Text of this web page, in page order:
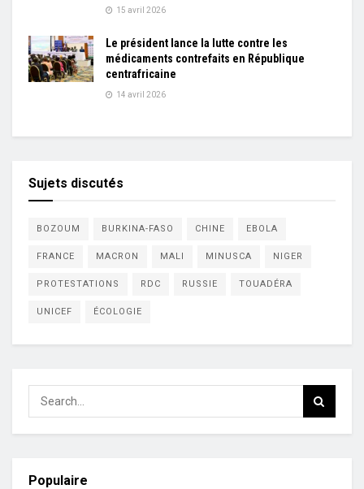
15 avril 2026
Le président lance la lutte contre les
médicaments contrefaits en République
centrafricaine
14 avril 2026
Sujets discutés
BOZOUM BURKINA-FASO CHINE EBOLA
FRANCE MACRON MALI MINUSCA NIGER
PROTESTATIONS RDC RUSSIE TOUADÉRA
UNICEF ÉCOLOGIE
Populaire